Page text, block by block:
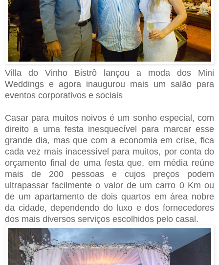
Villa do Vinho Bistrô lançou a moda dos Mini
Weddings e agora inaugurou mais um salão para
eventos corporativos e sociais
Casar para muitos noivos é um sonho especial, com
direito a uma festa inesquecível para marcar esse
grande dia, mas que com a economia em crise, fica
cada vez mais inacessível para muitos, por conta do
orçamento final de uma festa que, em média reúne
mais de 200 pessoas e cujos preços podem
ultrapassar facilmente o valor de um carro 0 Km ou
de um apartamento de dois quartos em área nobre
da cidade, dependendo do luxo e dos fornecedores
dos mais diversos serviços escolhidos pelo casal.